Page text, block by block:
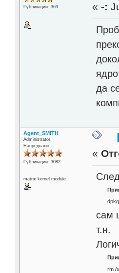
Публикации: 369 «-:
да
Agent_SMITH
Administrator
Напреднали
Публикации: 3082
matrix kernel module
«
сам
т.н.
rm /